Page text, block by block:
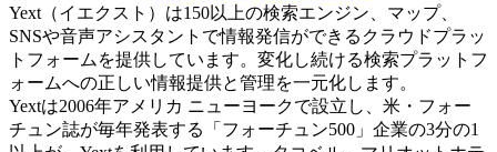
Yext（イエクスト）は150以上の検索エンジン、マップ、
SNSや音声アシスタントで情報発信ができるクラウドプラッ
トフォームを提供しています。変化し続ける検索プラットフ
ォームへの正しい情報提供と管理を一元化します。
Yextは2006年アメリカ ニューヨークで設立し、米・フォー
チュン誌が毎年発表する「フォーチュン500」企業の3分の1